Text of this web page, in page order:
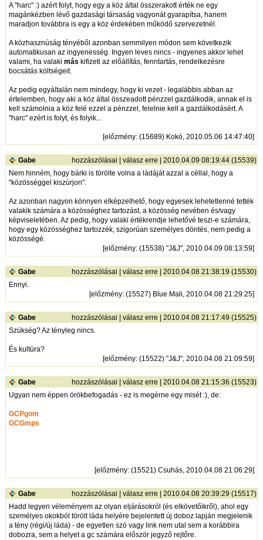
A "harc" :) azért folyt, hogy egy a köz által összerakott érték ne egy
magánkézben lévő gazdasági társaság vagyonát gyarapítsa, hanem
maradjon továbbra is egy a köz érdekében működő szervezetnél.
A közhasznúság tényéből azonban semmilyen módon sem következik
automatikusan az ingyenesség. Ingyen leves nincs - ingyenes akkor lehet
valami, ha valakimás kifizeti az előállítás, fenntartás, rendelkezésre
bocsátás költségeit.
Az pedig egyáltalán nem mindegy, hogy ki vezet - legalábbis abban az
értelemben, hogy aki a köz által összeadott pénzzel gazdálkodik, annak el is
kell számolnia a köz felé ezzel a pénzzel, felelnie kell a gazdálkodásért. A
"harc" ezért is folyt, és folyik...
[előzmény: (15689) Kokó, 2010.05.06 14:47:40]
Gabe hozzászólásai |válasz erre | 2010.04.09 08:19:44 (15539)
Nem hinném, hogy bárki is törölte volna a ládáját azzal a céllal, hogy a
"közösséggel kiszúrjon".
Az azonban nagyon könnyen elképzelhető, hogy egyesek lehetetlenné tették
valakik számára a közösséghez tartozást, a közösség nevében és/vagy
képviseletében. Az pedig, hogy valaki értékrendje lehetővé teszi-e számára,
hogy egy közösséghez tartozzék, szigorúan személyes döntés, nem pedig a
közösségé.
[előzmény: (15538) "J&J", 2010.04.09 08:13:59]
Gabe hozzászólásai |válasz erre | 2010.04.08 21:38:19 (15530)
Ennyi.
[előzmény: (15527) Blue Mali, 2010.04.08 21:29:25]
Gabe hozzászólásai |válasz erre | 2010.04.08 21:17:49 (15525)
Szükség? Az tényleg nincs.
És kultúra?
[előzmény: (15522) "J&J", 2010.04.08 21:09:59]
Gabe hozzászólásai |válasz erre | 2010.04.08 21:15:36 (15523)
Ugyan nem éppen örökbefogadás - ez is megérne egy misét :), de:
GCPgom
GCGmps
[előzmény: (15521) Csuhás, 2010.04.08 21:06:29]
Gabe hozzászólásai |válasz erre | 2010.04.08 20:39:29 (15517)
Hadd legyen véleményem az olyan eljárásokról (és elkövetőikről), ahol egy
személyes okokból törölt láda helyére bejelentett új doboz lapján megjelenik
a tény (régi/új láda) - de egyetlen szó vagy link nem utal sem a korábbira
dobozra, sem a helyet a gc számára először jegyző rejtőre.